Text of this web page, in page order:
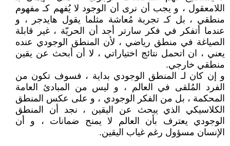
اللامعقول ، و يجب أن نرى أن الوجود لا يُفهم كـ مفهوم
منطقي ، بل كـ تجربة مُعاشة مثلما يقول هايدجر ، و
عندما أتفكر في فكر سارتر أجد أن الحريّة ، غير قابلة
الصياغة في منطق رياضي ، لأن المنطق الوجودي عنده
يعني ، ان اتحمل نتائج اختياراتي ، لا أن أبحث عن يقين
منطقي خارجي.
و إن كان لـ المنطق الوجودي بداية ، فسوف تكون من
الفرد المُلقى في العالم ، و ليس من المبادئ العامة
المحكمة ، بل من الفكر الوجودي ، و على عكس المنطق
الكلاسيكي الذي يبحث عن اليقين ، نجد أن المنطق
الوجودي يعترف بأن العالم لا يمنح ضمانات ، و أن
الإنسان مسؤول رغم غياب اليقين.